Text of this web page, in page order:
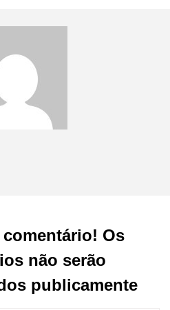
Os
não serão
publicamente